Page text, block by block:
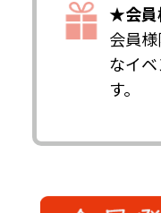
★会員
会員
なイ
す。